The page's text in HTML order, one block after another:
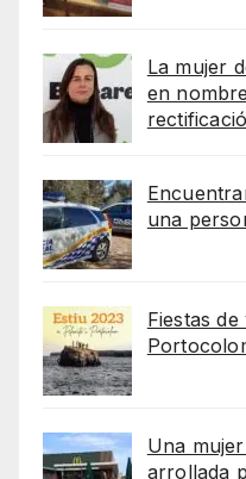
La mujer
en
una
Fiestas
Una
arrollada